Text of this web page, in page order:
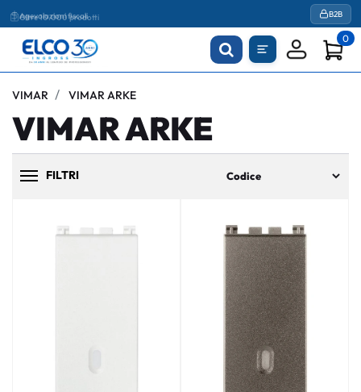
Agevolazioni fiscali B2B
0
VIMAR VIMAR ARKE
VIMAR ARKE
FILTRI